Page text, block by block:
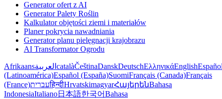
Generator ofert z AI
Generator Palety Roślin
Kalkulator objętości ziemi i materiałów
Planer pokrycia nawadniania
Generator planu pielęgnacji krajobrazu
AI Transformator Ogrodu
Afrikaansالعربية catalàČeštinaDanskDeutschΕλληνικάEnglish
(Latinoamérica)Español (España)SuomiFrançais (Canada)Français
(France)עבריתहिन्दीHrvatskimagyarՀայերենBahasa
IndonesiaItaliano日本語한국어Bahasa